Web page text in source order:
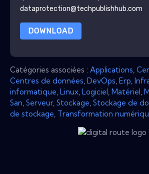
dataprotection@techpublishhub.com
DOWNLOAD
Catégories associées : Applications
Centres de données DevOps Erp
informatique Linux Logiciel Matériel
San Serveur, Stockage Stockage de
de stockage Transformation